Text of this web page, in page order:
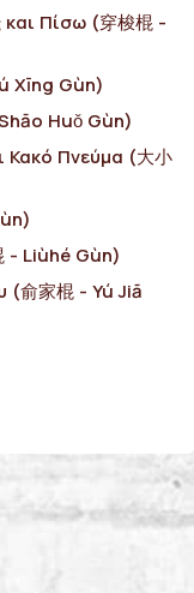
Πίσω (穿梭棍 -
Xīng Gùn)
Huǒ Gùn)
Κακό Πνεύμα (大小
- Liùhé Gùn)
(俞家棍 - Yú Jiā